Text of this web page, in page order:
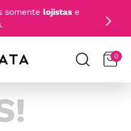
somente lojistase
.
0